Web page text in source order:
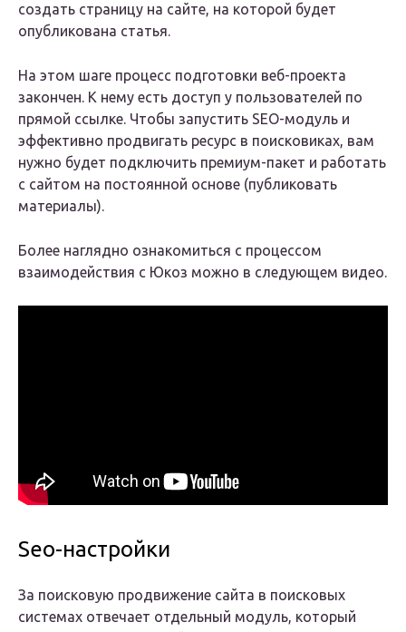
создать страницу на сайте, на которой будет
опубликована статья.
На этом шаге процесс подготовки веб-проекта
закончен. К нему есть доступ у пользователей по
прямой ссылке. Чтобы запустить SEO-модуль и
эффективно продвигать ресурс в поисковиках, вам
нужно будет подключить премиум-пакет и работать
с сайтом на постоянной основе (публиковать
материалы).
Более наглядно ознакомиться с процессом
взаимодействия с Юкоз можно в следующем видео.
Seo-настройки
За поисковую продвижение сайта в поисковых
системах отвечает отдельный модуль, который